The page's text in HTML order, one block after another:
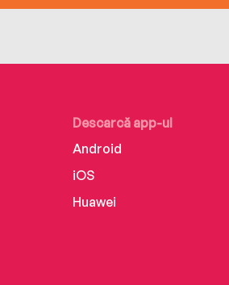
Descarcă app-ul
Android
iOS
Huawei